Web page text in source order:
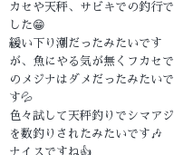
カセや天秤、サビキでの釣行で
した😁
緩い下り潮だったみたいです
が、魚にやる気が無くフカセで
のメジナはダメだったみたいで
す💦
色々試して天秤釣りでシマアジ
を数釣りされたみたいです🎶
ナイスですね👍